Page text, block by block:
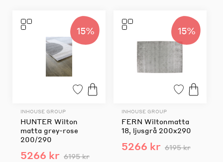
15%
INHOUSE GROUP
HUNTER Wilton
matta grey-rose
200/290
5266 kr 6195 kr
15%
INHOUSE GROUP
FERN Wiltonmatta
18, ljusgrå 200x290
5266 kr 6195 kr